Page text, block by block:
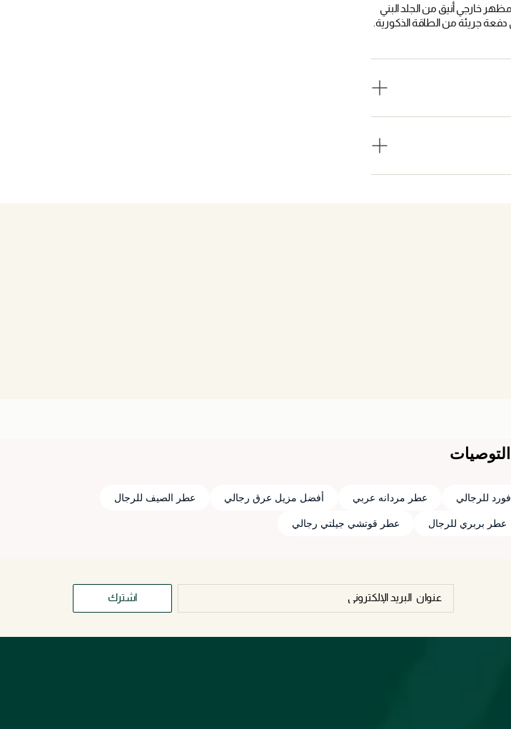
خارجي أنيق من الجلد البني
جريئة من الطاقة الذكورية.
التوصيات
للرجالي عطر مردانه عربي أفضل مزيل عرق رجالي عطر الصيف للرجال
عطر بربري للرجال عطر قوتشي جيلتي رجالي
اشترك